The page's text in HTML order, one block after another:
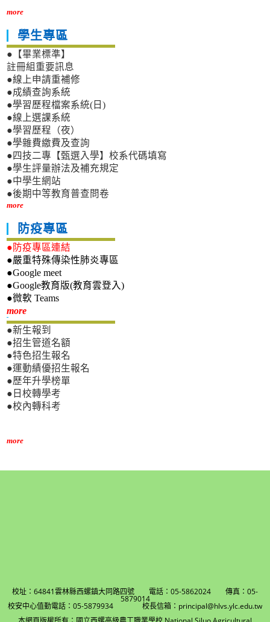
more
學生專區
●【畢業標準】
註冊組重要訊息
●線上申請重補修
●成績查詢系統
●學習歷程檔案系統(日)
●線上選課系統
●學習歷程（夜）
●學雜費繳費及查詢
●四技二專【甄選入學】校系代碼填寫
●學生評量辦法及補充規定
●中學生網站
●後期中等教育普查問卷
more
防疫專區
●防疫專區連結
●嚴重特殊傳染性肺炎專區
●Google meet
●Google教育版(教育雲登入)
●微軟 Teams
more新生專區
●新生報到
●招生管道名額
●特色招生報名
●運動績優招生報名
●歷年升學榜單
●日校轉學考
●校內轉科考
more
校址：64841雲林縣西螺鎮大同路四號 電話：05-5862024 傳真：05-
5879014
校安中心值勤電話：05-5879934 校長信箱：principal@hlvs.ylc.edu.tw